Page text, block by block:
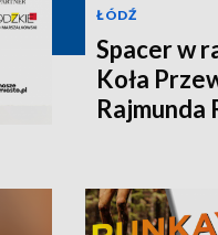
ŁÓDŹ
Spacer w
Koła
Rajmunda